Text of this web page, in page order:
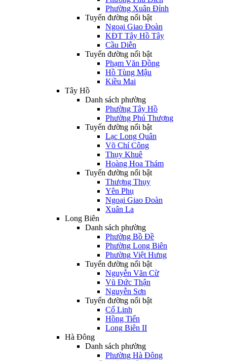
Phường Xuân Đỉnh
Tuyến đường nổi bật
Ngoại Giao Đoàn
KĐT Tây Hồ Tây
Cầu Diễn
Tuyến đường nổi bật
Phạm Văn Đồng
Hồ Tùng Mậu
Kiều Mai
Tây Hồ
Danh sách phường
Phường Tây Hồ
Phường Phú Thượng
Tuyến đường nổi bật
Lạc Long Quân
Võ Chí Công
Thụy Khuê
Hoàng Hoa Thám
Tuyến đường nổi bật
Thượng Thụy
Yên Phụ
Ngoại Giao Đoàn
Xuân La
Long Biên
Danh sách phường
Phường Bồ Đề
Phường Long Biên
Phường Việt Hưng
Tuyến đường nổi bật
Nguyễn Văn Cừ
Vũ Đức Thận
Nguyễn Sơn
Tuyến đường nổi bật
Cổ Linh
Hồng Tiến
Long Biên II
Hà Đông
Danh sách phường
Phường Hà Đông